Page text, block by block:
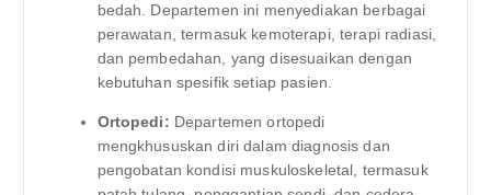
bedah. Departemen ini menyediakan berbagai
perawatan, termasuk kemoterapi, terapi radiasi,
dan pembedahan, yang disesuaikan dengan
kebutuhan spesifik setiap pasien.
Ortopedi: Departemen ortopedi
mengkhususkan diri dalam diagnosis dan
pengobatan kondisi muskuloskeletal, termasuk